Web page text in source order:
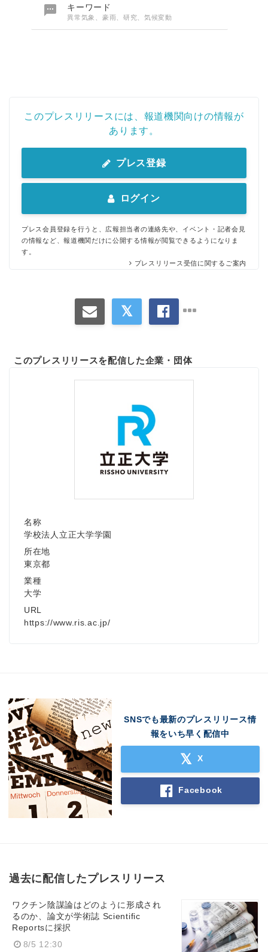
 キーワード
異常気象、豪雨、研究、気候変動
このプレスリリースには、報道機関向けの情報が
あります。
プレス登録
ログイン
プレス会員登録を行うと、広報担当者の連絡先や、イベント・記者会見
の情報など、報道機関だけに公開する情報が閲覧できるようになりま
す。
プレスリリース受信に関するご案内
このプレスリリースを配信した企業・団体
名称
学校法人立正大学学園
所在地
東京都
業種
大学
URL
https://www.ris.ac.jp/
SNSでも最新のプレスリリース情
報をいち早く配信中
X
Facebook
過去に配信したプレスリリース
ワクチン陰謀論はどのように形成され
るのか、論文が学術誌 Scientific
Reportsに採択
8/5 12:30
English